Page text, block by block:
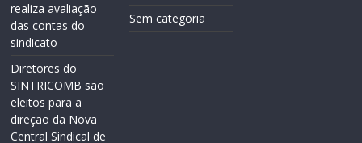
realiza avaliação
das contas do
sindicato
Diretores do
SINTRICOMB são
eleitos para a
direção da Nova
Central Sindical de
Sem categoria